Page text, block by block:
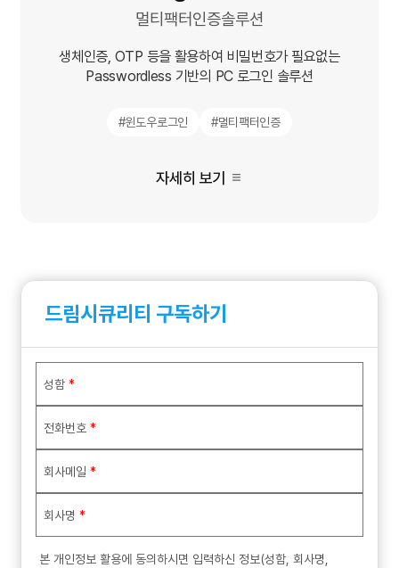
멀티팩터인증솔루션
생체인증, OTP 등을 활용하여 비밀번호가 필요없는
Passwordless 기반의 PC 로그인 솔루션
#윈도우로그인 #멀티팩터인증
자세히 보기
드림시큐리티 구독하기
성함 *
전화번호 *
회사메일 *
회사명 *
본 개인정보 활용에 동의하시면 입력하신 정보(성함, 회사명,